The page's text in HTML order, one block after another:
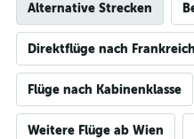
Alternative Strecken
Direktflüge nach Frankreich
Flüge nach Kabinenklasse
Weitere Flüge ab Wien